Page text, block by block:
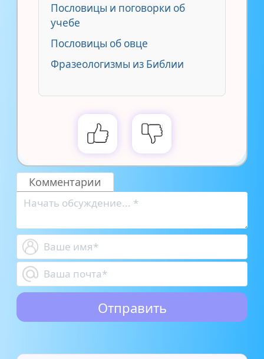
Пословицы и поговорки об
учебе
Пословицы об овце
Фразеологизмы из Библии
Комментарии